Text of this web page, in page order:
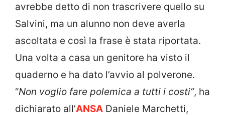
avrebbe detto di non trascrivere quello su
Salvini, ma un alunno non deve averla
ascoltata e così la frase è stata riportata.
Una volta a casa un genitore ha visto il
quaderno e ha dato l’avvio al polverone.
“Non voglio fare polemica a tutti i costi”, ha
dichiarato all’ANSA Daniele Marchetti,